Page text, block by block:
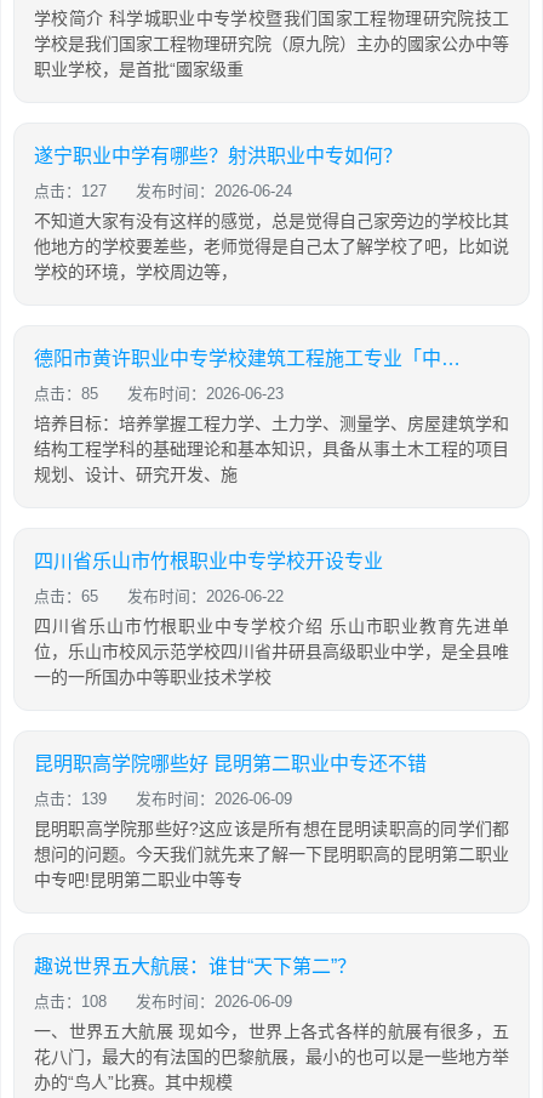
学校简介 科学城职业中专学校暨我们国家工程物理研究院技工
学校是我们国家工程物理研究院（原九院）主办的國家公办中等
职业学校，是首批“國家级重
遂宁职业中学有哪些？射洪职业中专如何？
点击：127 发布时间：2026-06-24
不知道大家有没有这样的感觉，总是觉得自己家旁边的学校比其
他地方的学校要差些，老师觉得是自己太了解学校了吧，比如说
学校的环境，学校周边等，
德阳市黄许职业中专学校建筑工程施工专业「中专」
点击：85 发布时间：2026-06-23
培养目标：培养掌握工程力学、土力学、测量学、房屋建筑学和
结构工程学科的基础理论和基本知识，具备从事土木工程的项目
规划、设计、研究开发、施
四川省乐山市竹根职业中专学校开设专业
点击：65 发布时间：2026-06-22
四川省乐山市竹根职业中专学校介绍 乐山市职业教育先进单
位，乐山市校风示范学校四川省井研县高级职业中学，是全县唯
一的一所国办中等职业技术学校
昆明职高学院哪些好 昆明第二职业中专还不错
点击：139 发布时间：2026-06-09
昆明职高学院那些好?这应该是所有想在昆明读职高的同学们都
想问的问题。今天我们就先来了解一下昆明职高的昆明第二职业
中专吧!昆明第二职业中等专
趣说世界五大航展：谁甘“天下第二”？
点击：108 发布时间：2026-06-09
一、世界五大航展 现如今，世界上各式各样的航展有很多，五
花八门，最大的有法国的巴黎航展，最小的也可以是一些地方举
办的“鸟人”比赛。其中规模